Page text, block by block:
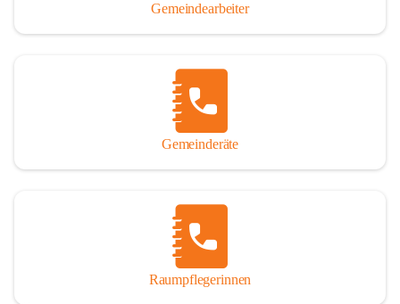
Gemeindearbeiter
Gemeinderäte
Raumpflegerinnen